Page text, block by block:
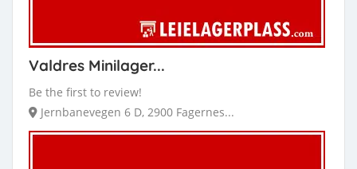
Valdres Minilager...
Be the first to review!
Jernbanevegen 6 D, 2900 Fagernes...